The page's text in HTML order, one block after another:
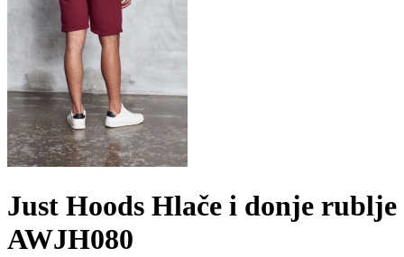
Just Hoods Hlače i donje rublje
AWJH080